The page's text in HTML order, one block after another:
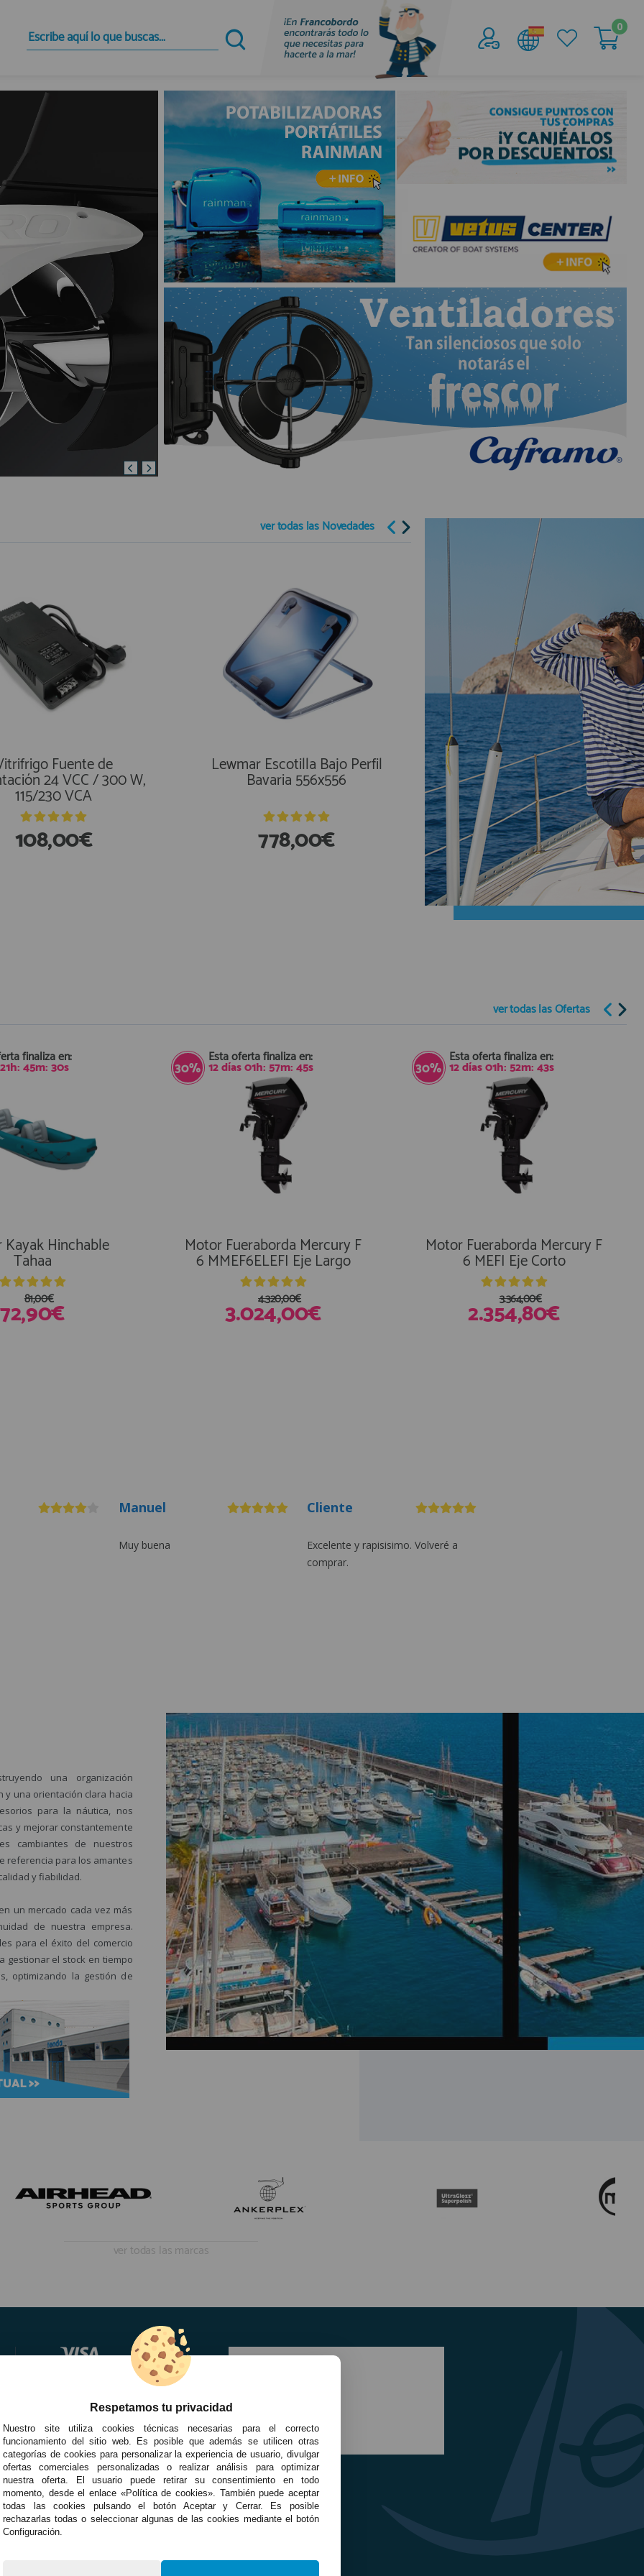
Quiero registrarme
Al crear una cuenta en francobordo.com podrás
realizar tus compras rápidamente en nuestra
tienda virtual, revisar el estado de tus pedidos y
consultar tus operaciones anteriores.
¡Adelante! Te estabamos esperando.
registro cliente
Acceder al
Área profesionales
Regístrate y aprovecha los descuentos y
ventajas de ser Profesional de la Náutica
Únete ya a los mas de de 500 Profesionales de
la Náutica
registro profesional
0
ver todaslas Novedades
Fuente de
24 VCC / 300 W,
115/230 VCA
108,00€
Lewmar Escotilla Bajo Perfil
Bavaria 556x556
778,00€
HH Storm Rain pantalones
114,50€
ver todaslas Ofertas
finaliza en:
21h:45m:28s
Kayak Hinchable
Tahaa
72,90€
81,00€
30%
Esta oferta finaliza en:
12días01h:57m:43s
Motor Fueraborda Mercury F
6 MMEF6ELEFI Eje Largo
3.024,00€
4.320,00€
30%
Esta oferta finaliza en:
12días01h:52m:41s
Motor Fueraborda Mercury F
6 MEFI Eje Corto
2.354,80€
3.364,00€
Manuel
Muy buena
Cliente
Excelente y rapisisimo. Volveré a
comprar.
una organización
y una orientación clara hacia
para la náutica, nos
y mejorar constantemente
cambiantes de nuestros
referencia para los amantes
y fiabilidad.
un mercado cada vez más
de nuestra empresa.
para el éxito del comercio
gestionar el stock en tiempo
optimizando la gestión de
ver todas las marcas
Respetamos tu privacidad
Nuestro site utiliza cookies técnicas necesarias para el correcto
funcionamiento del sitio web. Es posible que además se utilicen otras
categorías de cookies para personalizar la experiencia de usuario, divulgar
ofertas comerciales personalizadas o realizar análisis para optimizar
nuestra oferta. El usuario puede retirar su consentimiento en todo
momento, desde el enlace «Política de cookies». También puede aceptar
todas las cookies pulsando el botón Aceptar y Cerrar. Es posible
rechazarlas todas o seleccionar algunas de las cookies mediante el botón
Configuración.